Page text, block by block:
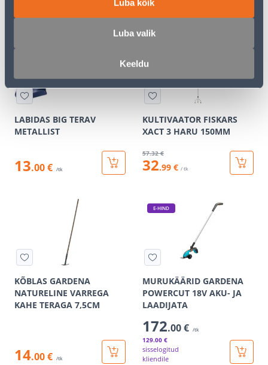
Luba kõik
Luba valik
Keeldu
LABIDAS BIG TERAV
METALLIST
13.00 € /tk
KULTIVAATOR FISKARS
XACT 3 HARU 150MM
57.32 €
32.99 € / tk
KÕBLAS GARDENA
NATURELINE VARREGA
KAHE TERAGA 7,5CM
14.00 € /tk
E-HIND
MURUKÄÄRID GARDENA
POWERCUT 18V AKU- JA
LAADIJATA
172.00 € /tk
129.00 €
sisselogitud
kliendile